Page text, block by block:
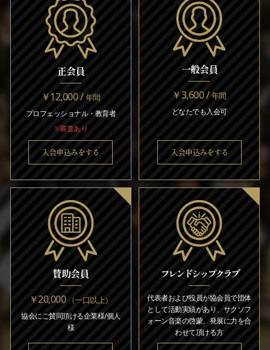
正会員
￥12,000 /年間
プロフェッショナル・教育者
※審査あり
入会申込みをする
一般会員
￥3,600 /年間
どなたでも入会可
入会申込みをする
賛助会員
￥20,000（一口以上）
協会にご賛同頂ける企業様/個人
様
フレンドシップクラブ
代表者および役員が協会員で団体
として活動実績があり、サクソフ
ォーン音楽の啓蒙、発展に力を合
わせて頂ける方